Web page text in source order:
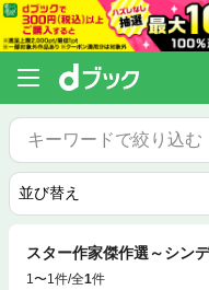
スター作家傑作選～シン
1〜1件/全1件